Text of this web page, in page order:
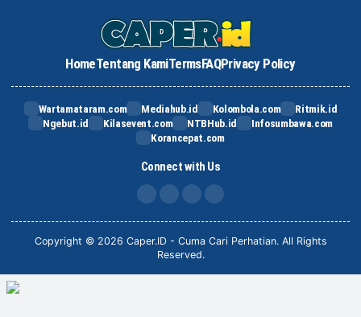
HomeTentang KamiTermsFAQPrivacy Policy
Wartamataram.com Mediahub.id Kolombola.com
Ritmik.id
Ngebut.id
Kilasevent.com NTBHub.id
Infosumbawa.com
Korancepat.com
Connect with Us
FB IG TikTok
Copyright © 2026 Caper.ID - Cuma Cari Perhatian. All Rights
Reserved.